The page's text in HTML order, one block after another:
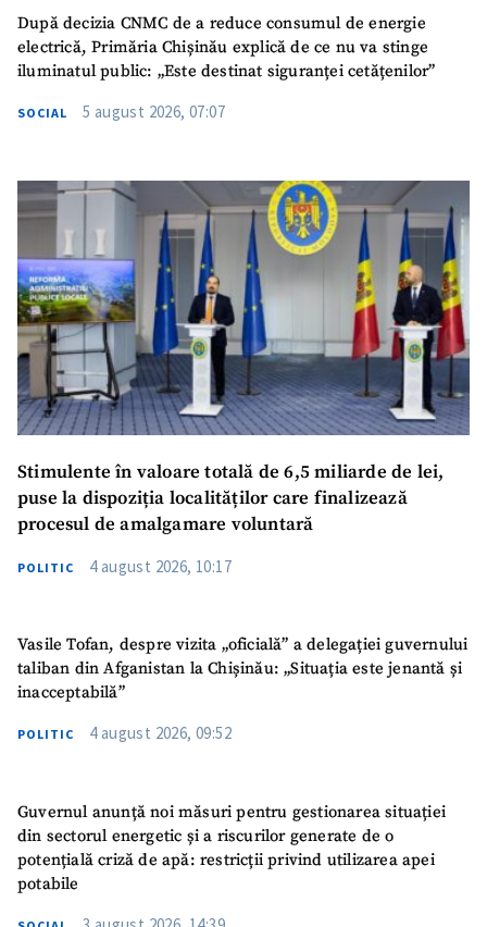
După decizia CNMC de a reduce consumul de energie
electrică, Primăria Chișinău explică de ce nu va stinge
iluminatul public: „Este destinat siguranței cetățenilor”
SOCIAL 5 august 2026, 07:07
Stimulente în valoare totală de 6,5 miliarde de lei,
puse la dispoziția localităților care finalizează
procesul de amalgamare voluntară
POLITIC 4 august 2026, 10:17
Vasile Tofan, despre vizita „oficială” a delegației guvernului
taliban din Afganistan la Chișinău: „Situația este jenantă și
inacceptabilă”
POLITIC 4 august 2026, 09:52
Guvernul anunță noi măsuri pentru gestionarea situației
din sectorul energetic și a riscurilor generate de o
potențială criză de apă: restricții privind utilizarea apei
potabile